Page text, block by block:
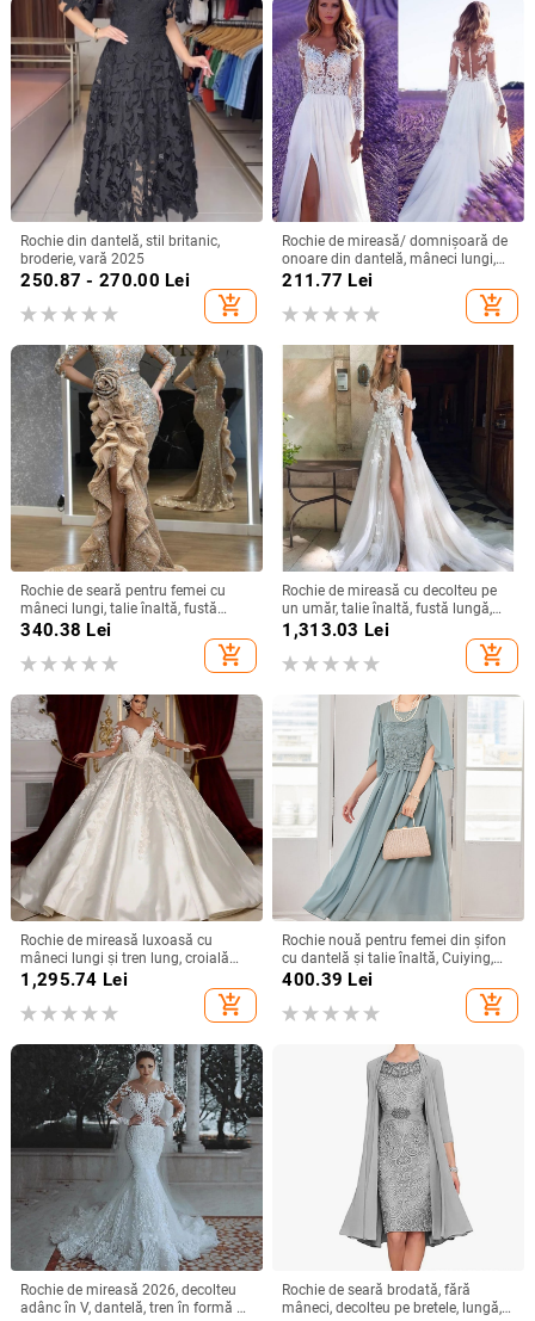
Rochie din dantelă, stil britanic,
broderie, vară 2025
250.87 - 270.00 Lei
add_shopping_cart
Rochie de mireasă/ domnișoară de
onoare din dantelă, mâneci lungi,
decolteu adânc în V, despicare, tren
211.77 Lei
add_shopping_cart
Rochie de seară pentru femei cu
mâneci lungi, talie înaltă, fustă
lungă, țesătură spray metalică,
340.38 Lei
add_shopping_cart
Rochie de mireasă cu decolteu pe
un umăr, talie înaltă, fustă lungă,
poliester
1,313.03 Lei
add_shopping_cart
Rochie de mireasă luxoasă cu
mâneci lungi și tren lung, croială
slim, talie înaltă
1,295.74 Lei
add_shopping_cart
Rochie nouă pentru femei din șifon
cu dantelă și talie înaltă, Cuiying,
Cuiying, rochie lungă elegantă cu
400.39 Lei
add_shopping_cart
Rochie de mireasă 2026, decolteu
adânc în V, dantelă, tren în formă de
Rochie de seară brodată, fără
mâneci, decolteu pe bretele, lungă,